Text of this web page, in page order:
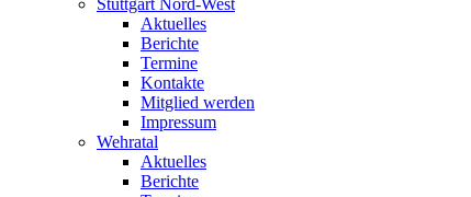
Stuttgart Nord-West
Aktuelles
Berichte
Termine
Kontakte
Mitglied werden
Impressum
Wehratal
Aktuelles
Berichte